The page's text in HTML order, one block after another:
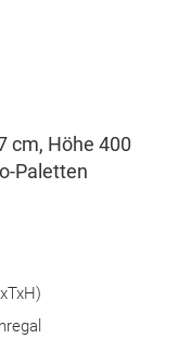
cm, Höhe 400
Paletten